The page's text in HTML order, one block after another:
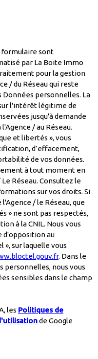
formulaire sont
par La Boite Immo
pour la gestion
/ du Réseau qui reste
Données personnelles. La
l'intérêt légitime de
jusqu'à demande
/ au Réseau.
et libertés », vous
d’effacement,
de vos données.
à tout moment en
Réseau. Consultez le
sur vos droits. Si
/ le Réseau, que
» ne sont pas respectés,
à la CNIL. Nous vous
d'opposition au
sur laquelle vous
. Dans le
personnelles, nous vous
sensibles dans le champ
les Politiques de
de Google